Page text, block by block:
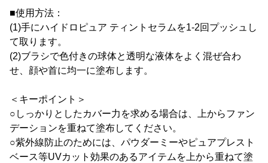
■使用方法：
(1)手にハイドロピュア ティントセラムを1-2回プッシュし
て取ります。
(2)ブラシで色付きの球体と透明な液体をよく混ぜ合わ
せ、顔や首に均一に塗布します。
＜キーポイント＞
○しっかりとしたカバー力を求める場合は、上からファン
デーションを重ねて塗布してください。
○紫外線防止のためには、パウダーミーやピュアプレスト
ベース等UVカット効果のあるアイテムを上から重ねて塗